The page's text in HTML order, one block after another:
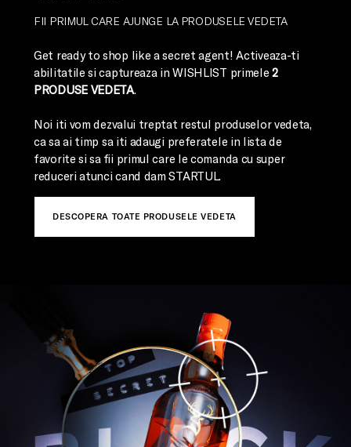
FII PRIMUL CARE AJUNGE LA PRODUSELE VEDETA
Get ready to shop like a secret agent! Activeaza-ti
abilitatile si captureaza in WISHLIST primele 2
PRODUSE VEDETA.
Noi iti vom dezvalui treptat restul produselor vedeta,
ca sa ai timp sa iti adaugi preferatele in lista de
favorite si sa fii primul care le comanda cu super
reduceri atunci cand dam STARTUL.
DESCOPERA TOATE PRODUSELE VEDETA